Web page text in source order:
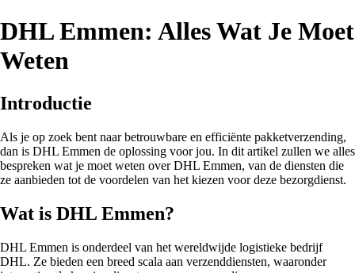
DHL Emmen: Alles Wat Je Moet
Weten
Introductie
Als je op zoek bent naar betrouwbare en efficiënte pakketverzending,
dan is DHL Emmen de oplossing voor jou. In dit artikel zullen we alles
bespreken wat je moet weten over DHL Emmen, van de diensten die
ze aanbieden tot de voordelen van het kiezen voor deze bezorgdienst.
Wat is DHL Emmen?
DHL Emmen is onderdeel van het wereldwijde logistieke bedrijf
DHL. Ze bieden een breed scala aan verzenddiensten, waaronder